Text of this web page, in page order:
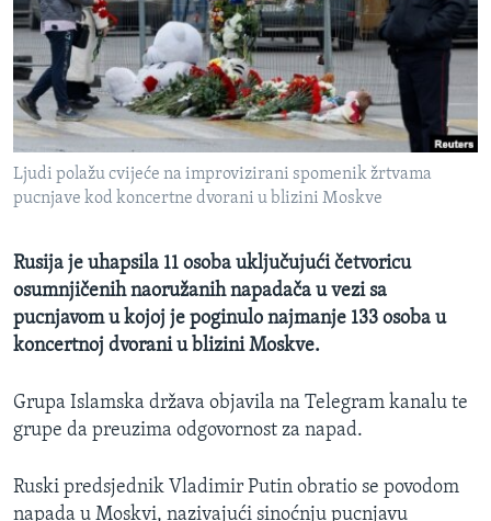
MAGAZIN
O GLASU AMERIKE
Learning English
PRATITE NAS
Jezici
Ljudi polažu cvijeće na improvizirani spomenik žrtvama
pucnjave kod koncertne dvorani u blizini Moskve
Rusija je uhapsila 11 osoba uključujući četvoricu
osumnjičenih naoružanih napadača u vezi sa
pucnjavom u kojoj je poginulo najmanje 133 osoba u
koncertnoj dvorani u blizini Moskve.
Grupa Islamska država objavila na Telegram kanalu te
grupe da preuzima odgovornost za napad.
Ruski predsjednik Vladimir Putin obratio se povodom
napada u Moskvi, nazivajući sinoćnju pucnjavu